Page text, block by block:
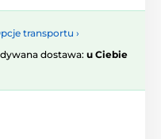
transportu ›
dostawa: u Ciebie